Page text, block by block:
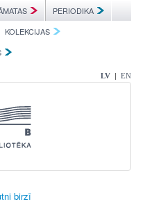
PERIODIKA
KOLEKCIJAS
LV | EN
birzī